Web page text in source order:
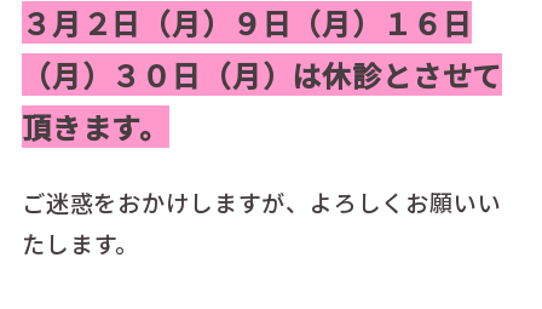
３月２日（月）９日（月）１６日
（月）３０日（月）は休診とさせて
頂きます。
ご迷惑をおかけしますが、よろしくお願いい
たします。